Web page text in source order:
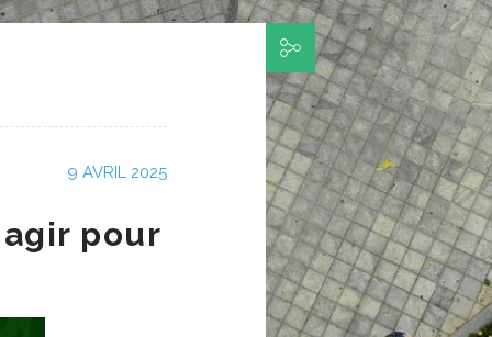
9 AVRIL 2025
agir pour